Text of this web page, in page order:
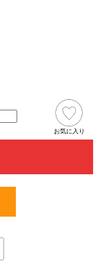
お気に入り